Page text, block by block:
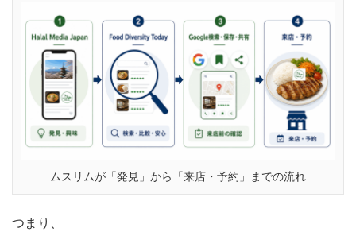
ムスリムが「発見」から「来店・予約」までの流れ
つまり、